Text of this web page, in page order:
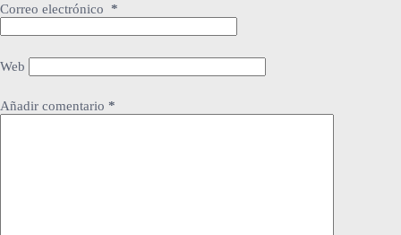
Correo electrónico *
Web
Añadir comentario *